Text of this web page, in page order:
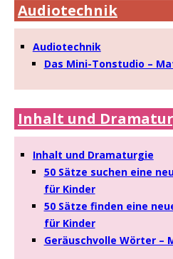
Audiotechnik
Audiotechnik
Das Mini-Tonstudio –
Inhalt und
Inhalt und Dramaturgie
50 Sätze suchen eine
für Kinder
50 Sätze finden eine
für Kinder
Geräuschvolle Wörter –